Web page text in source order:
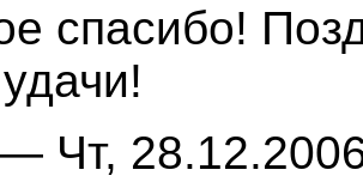
спасибо!
Чт,